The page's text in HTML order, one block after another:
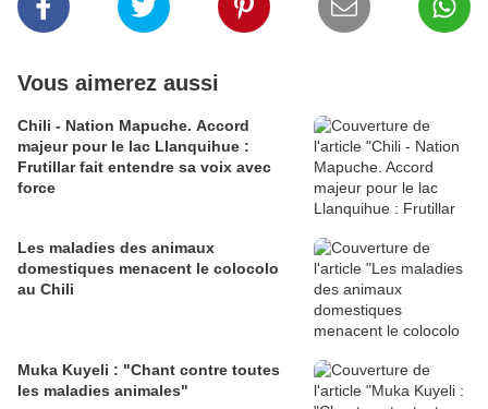
Vous aimerez aussi
Chili - Nation Mapuche. Accord
majeur pour le lac Llanquihue :
Frutillar fait entendre sa voix avec
force
Les maladies des animaux
domestiques menacent le colocolo
au Chili
Muka Kuyeli : "Chant contre toutes
les maladies animales"